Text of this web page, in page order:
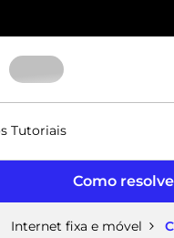
Tutoriais
Como
Internet fixa e móvel